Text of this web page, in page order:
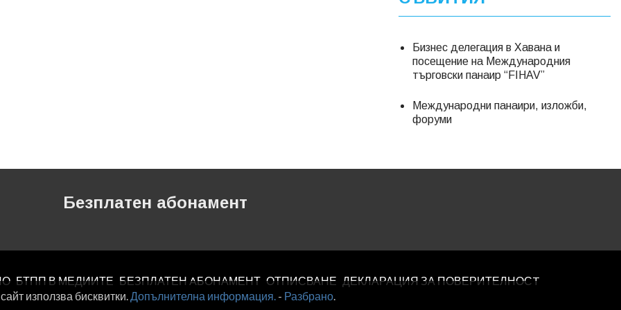
Бизнес делегация в Хавана и
посещение на Международния
търговски панаир “FIHAV”
Международни панаири, изложби,
форуми
Безплатен абонамент
БТПП В МЕДИИТЕ БЕЗПЛАТЕН AБОНАМЕНТ ОТПИСВАНЕ ДЕКЛАРАЦИЯ ЗА ПОВЕРИТЕЛНОСT
използва бисквитки.Допълнителна информация. - Разбрано.